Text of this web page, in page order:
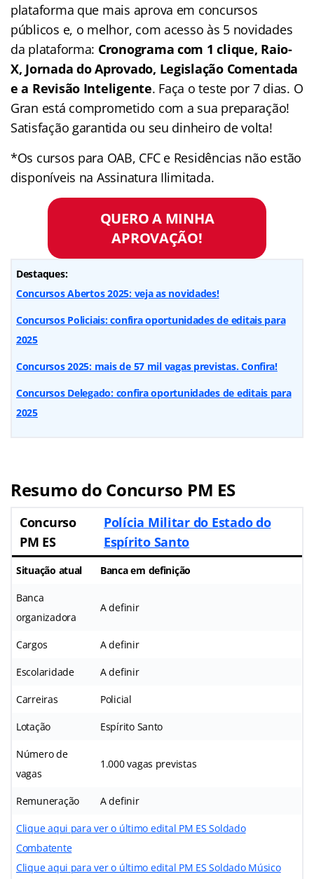
plataforma que mais aprova em concursos
públicos e, o melhor, com acesso às 5 novidades
da plataforma: Cronograma com 1 clique, Raio-
X, Jornada do Aprovado, Legislação Comentada
e a Revisão Inteligente. Faça o teste por 7 dias. O
Gran está comprometido com a sua preparação!
Satisfação garantida ou seu dinheiro de volta!
*Os cursos para OAB, CFC e Residências não estão
disponíveis na Assinatura Ilimitada.
QUERO A MINHA
APROVAÇÃO!
Destaques:
Concursos Abertos 2025: veja as novidades!
Concursos Policiais: confira oportunidades de editais para
2025
Concursos 2025: mais de 57 mil vagas previstas. Confira!
Concursos Delegado: confira oportunidades de editais para
2025
Resumo do Concurso PM ES
Concurso
PM ES
Polícia Militar do Estado do
Espírito Santo
Situação atual Banca em definição
Banca
organizadora
A definir
Cargos A definir
Escolaridade A definir
Carreiras Policial
Lotação Espírito Santo
Número de
vagas
1.000 vagas previstas
Remuneração A definir
Clique aqui para ver o último edital PM ES Soldado
Combatente
Clique aqui para ver o último edital PM ES Soldado Músico